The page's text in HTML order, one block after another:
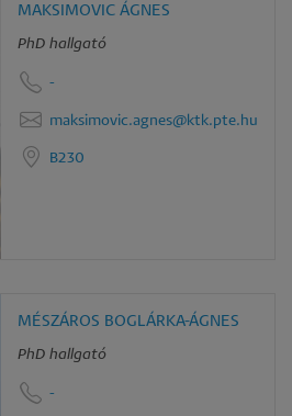
MAKSIMOVIC ÁGNES
PhD hallgató
-
maksimovic.agnes@ktk.pte.hu
B230
MÉSZÁROS BOGLÁRKA-ÁGNES
PhD hallgató
-